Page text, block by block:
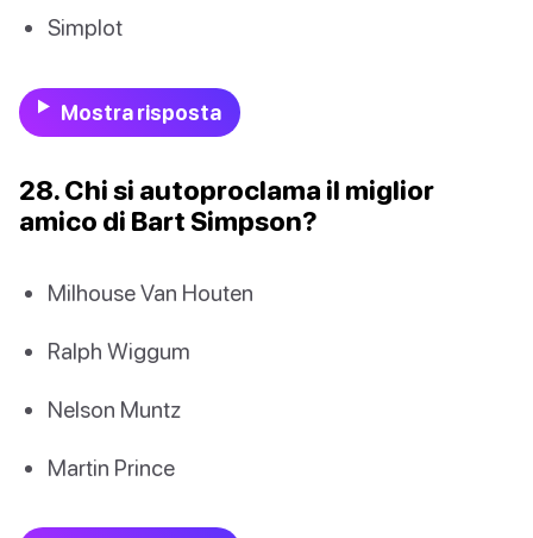
Simplot
Mostra risposta
28. Chi si autoproclama il miglior
amico di Bart Simpson?
Milhouse Van Houten
Ralph Wiggum
Nelson Muntz
Martin Prince